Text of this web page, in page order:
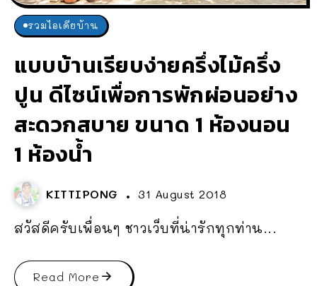
รวมไอเดียบ้าน
แบบบ้านเรียบง่ายครึ่งไม้ครึ่ง
ปูน ดีไซน์เพื่อการพักผ่อนอย่าง
สะดวกสบาย ขนาด 1 ห้องนอน
1 ห้องน้ำ
KITTIPONG 31 August 2018
สวัสดีครับเพื่อนๆ ชาวเว็บที่น่ารักทุกท่าน...
Read More